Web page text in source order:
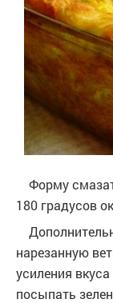
Форму
180 градусов
нарезанную
усиления
посыпать